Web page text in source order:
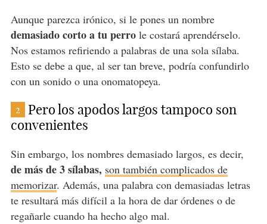
Aunque parezca irónico, si le pones un nombre
demasiado corto a tu perrole costará aprendérselo.
Nos estamos refiriendo a palabras de una sola sílaba.
Esto se debe a que, al ser tan breve, podría confundirlo
con un sonido o una onomatopeya.
2
Pero los apodos largos tampoco son
convenientes
Sin embargo, los nombres demasiado largos, es decir,
de más de 3 sílabas, son también complicados de
memorizar. Además, una palabra con demasiadas letras
te resultará más difícil a la hora de dar órdenes o de
regañarle cuando ha hecho algo mal.